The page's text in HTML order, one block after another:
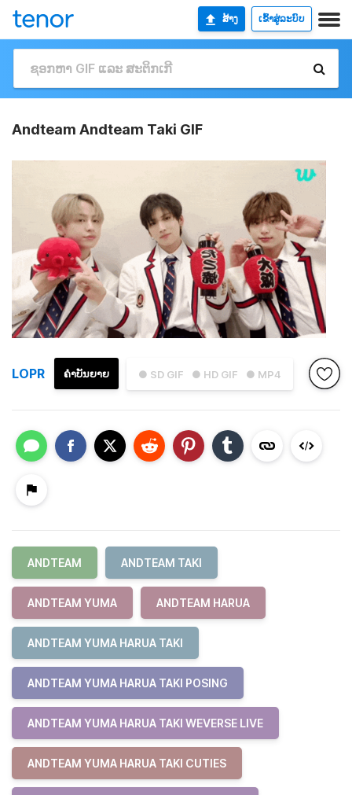
ສ້າງ ເຂົ້າສູ່ລະບົບ
Andteam Andteam Taki GIF
● SD GIF ● HD GIF ● MP4
ຄຳບັນຍາຍ
LOPR
ANDTEAM ANDTEAM TAKI
ANDTEAM YUMA ANDTEAM HARUA
ANDTEAM YUMA HARUA TAKI
ANDTEAM YUMA HARUA TAKI POSING
ANDTEAM YUMA HARUA TAKI WEVERSE LIVE
ANDTEAM YUMA HARUA TAKI CUTIES